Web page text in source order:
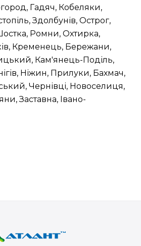
Гадяч, Кобеляки,
Здолбунів, Острог,
Ромни, Охтирка,
Кременець, Бережани,
Кам'янець-Поділь,
Ніжин, Прилуки, Бахмач,
Чернівці, Новоселиця,
Заставна, Івано-